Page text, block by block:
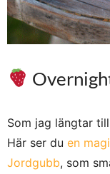
Som jag längtar
Här ser du en
Jordgubb, som